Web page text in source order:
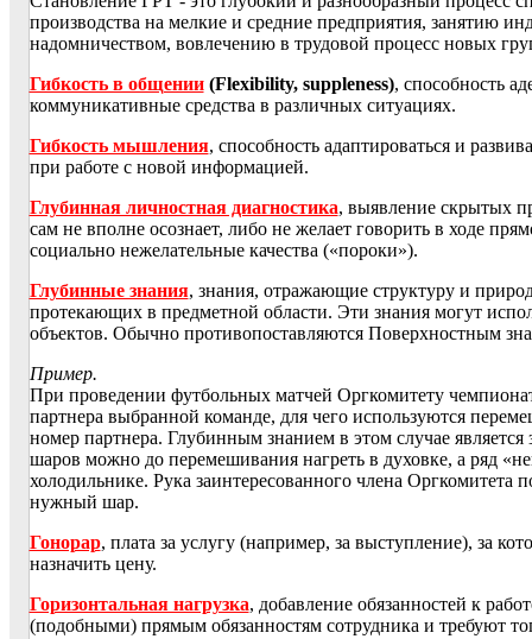
производства на мелкие и средние предприятия, занятию
надомничеством, вовлечению в трудовой процесс новых
Гибкость в общении (Flexibility, suppleness), способность
коммуникативные средства в различных ситуациях.
Гибкость мышления, способность адаптироваться и
при работе с новой информацией.
Глубинная личностная диагностика, выявление скрытых
сам не вполне осознает, либо не желает говорить в ходе
социально нежелательные качества («пороки»).
Глубинные знания, знания, отражающие структуру и
протекающих в предметной области. Эти знания могут
объектов. Обычно противопоставляются Поверхностным
Пример.
При проведении футбольных матчей Оргкомитету
партнера выбранной команде, для чего используются
номер партнера. Глубинным знанием в этом случае
шаров можно до перемешивания нагреть в духовке, а ряд
холодильнике. Рука заинтересованного члена Оргкомитета
нужный шар.
Гонорар, плата за услугу (например, за выступление), за
назначить цену.
Горизонтальная нагрузка, добавление обязанностей к
(подобными) прямым обязанностям сотрудника и требуют